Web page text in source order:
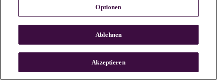
n
Optionen
Ablehnen
Akzeptieren